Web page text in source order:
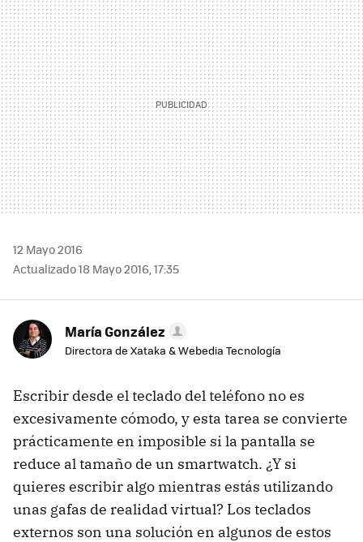
MAIL
12 Mayo 2016
Actualizado 18 Mayo 2016, 17:35
María González
Directora de Xataka & Webedia Tecnología
Escribir desde el teclado del teléfono no es
excesivamente cómodo, y esta tarea se convierte
prácticamente en imposible si la pantalla se
reduce al tamaño de un smartwatch. ¿Y si
quieres escribir algo mientras estás utilizando
unas gafas de realidad virtual? Los teclados
externos son una solución en algunos de estos